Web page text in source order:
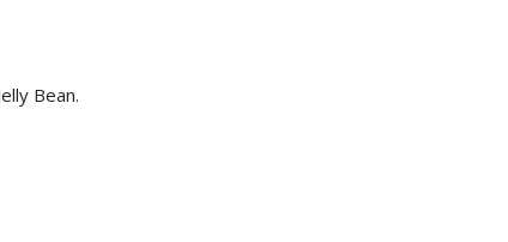
Bean.